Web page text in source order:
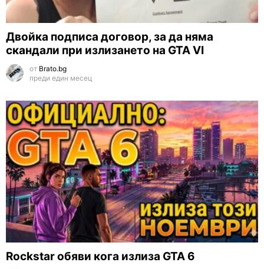
Двойка подписа договор, за да няма
скандали при излизането на GTA VI
от Brato.bg
преди един месец
Rockstar обяви кога излиза GTA 6